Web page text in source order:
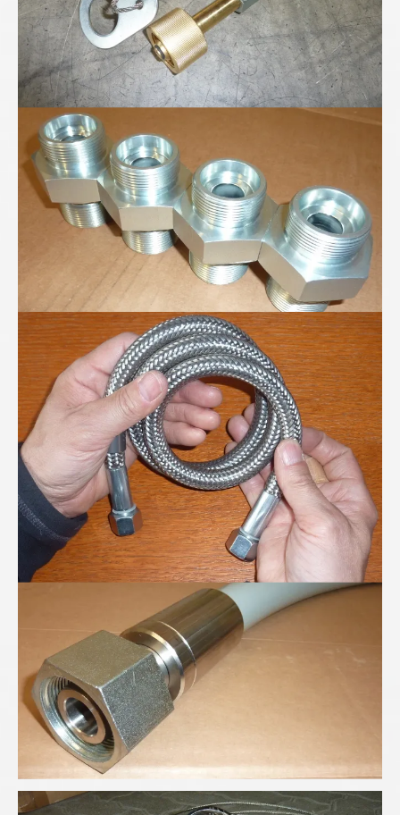
Höchstdruck-Verschraubungen
PTFE-Wellschlauch mit verdeckter Stützspirale...
Höchsdruck-Schlauchleitung
Schlauchfangsicherung